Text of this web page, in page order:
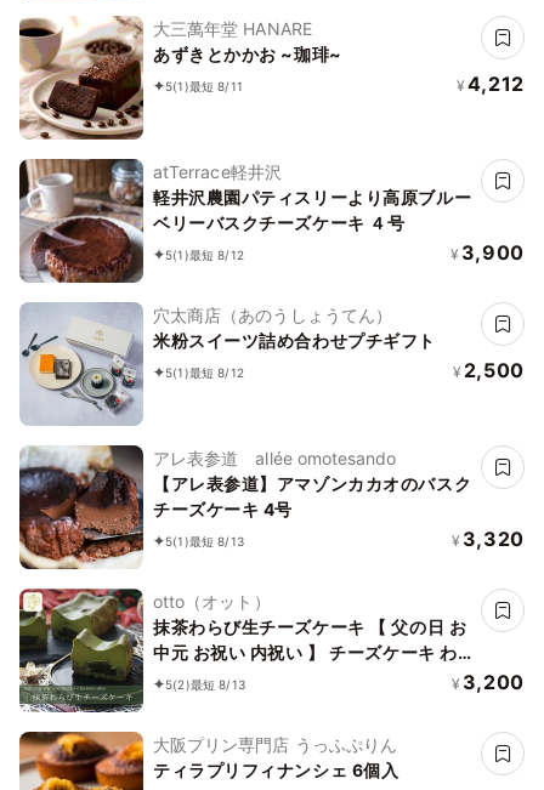
大三萬年堂 HANARE
あずきとかかお ~珈琲~
5(1)最短 8/11 ¥ 4,212
atTerrace軽井沢
軽井沢農園パティスリーより高原ブルー
ベリーバスクチーズケーキ ４号
5(1)最短 8/12 ¥ 3,900
穴太商店（あのうしょうてん）
米粉スイーツ詰め合わせプチギフト
5(1)最短 8/12 ¥ 2,500
アレ表参道 allée omotesando
【アレ表参道】アマゾンカカオのバスク
チーズケーキ 4号
5(1)最短 8/13 ¥ 3,320
otto（オット）
抹茶わらび生チーズケーキ 【 父の日 お
中元 お祝い 内祝い 】 チーズケーキ わ
らびもち 手土産 誕生日 引越祝い 感謝
洋菓子 和菓子 冷凍発送
5(2)最短 8/13 ¥ 3,200
大阪プリン専門店 うっふぷりん
ティラプリフィナンシェ 6個入